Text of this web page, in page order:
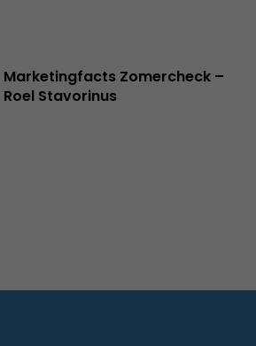
Marketingfacts Zomercheck –
Roel Stavorinus